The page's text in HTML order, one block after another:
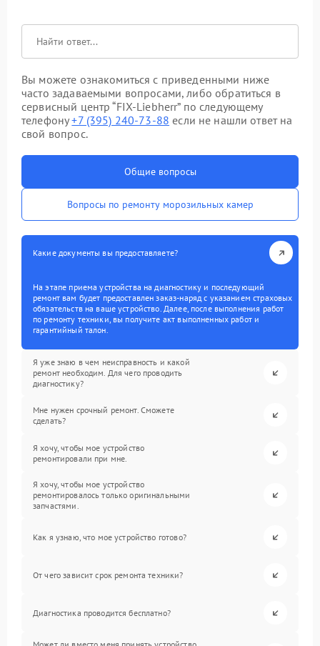
Вы можете ознакомиться с приведенными ниже
часто задаваемыми вопросами, либо обратиться в
сервисный центр “FIX-Liebherr” по следующему
телефону+7 (395) 240-73-88 если не нашли ответ на
свой вопрос.
Общие вопросы
Вопросы по ремонту морозильных камер
Какие документы вы предоставляете?
На этапе приема устройства на диагностику и последующий
ремонт вам будет предоставлен заказ-наряд с указанием страховых
обязательств на ваше устройство. Далее, после выполнения работ
по ремонту техники, вы получите акт выполненных работ и
гарантийный талон.
Я уже знаю в чем неисправность и какой
ремонт необходим. Для чего проводить
диагностику?
Мне нужен срочный ремонт. Сможете
сделать?
Я хочу, чтобы мое устройство
ремонтировали при мне.
Я хочу, чтобы мое устройство
ремонтировалось только оригинальными
запчастями.
Как я узнаю, что мое устройство готово?
От чего зависит срок ремонта техники?
Диагностика проводится бесплатно?